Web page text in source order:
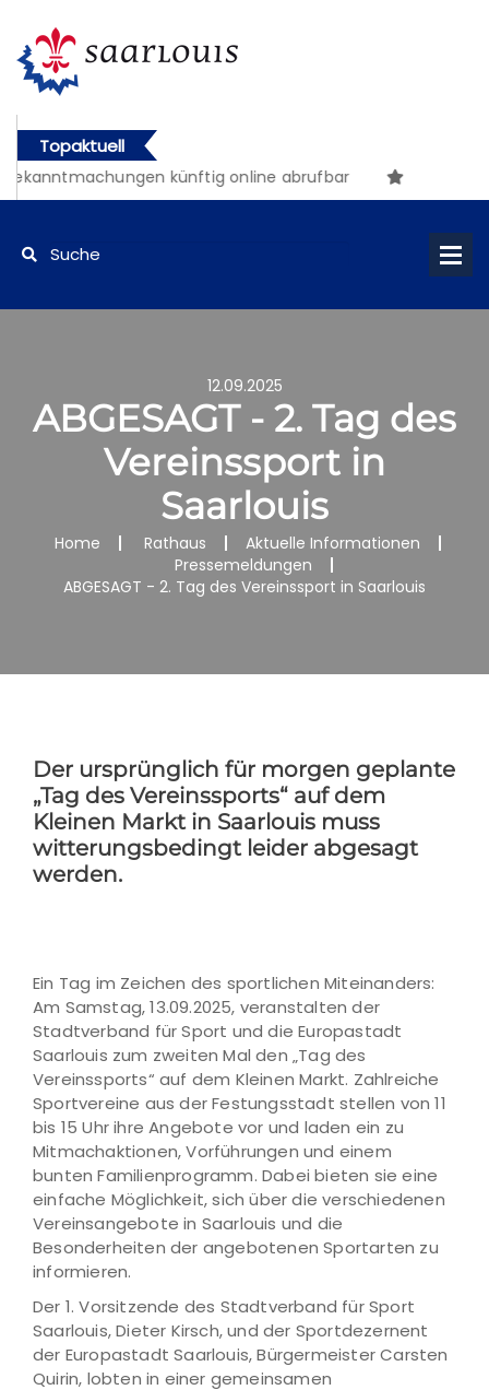
Topaktuell
künftig online abrufbar
12.09.2025
ABGESAGT - 2. Tag des
Vereinssport in
Saarlouis
Home Rathaus
Aktuelle Informationen
Pressemeldungen
ABGESAGT - 2. Tag des Vereinssport in Saarlouis
Der ursprünglich für morgen geplante
„Tag des Vereinssports“ auf dem
Kleinen Markt in Saarlouis muss
witterungsbedingt leider abgesagt
werden.
Ein Tag im Zeichen des sportlichen Miteinanders:
Am Samstag, 13.09.2025, veranstalten der
Stadtverband für Sport und die Europastadt
Saarlouis zum zweiten Mal den „Tag des
Vereinssports“ auf dem Kleinen Markt. Zahlreiche
Sportvereine aus der Festungsstadt stellen von 11
bis 15 Uhr ihre Angebote vor und laden ein zu
Mitmachaktionen, Vorführungen und einem
bunten Familienprogramm. Dabei bieten sie eine
einfache Möglichkeit, sich über die verschiedenen
Vereinsangebote in Saarlouis und die
Besonderheiten der angebotenen Sportarten zu
informieren.
Der 1. Vorsitzende des Stadtverband für Sport
Saarlouis, Dieter Kirsch, und der Sportdezernent
der Europastadt Saarlouis, Bürgermeister Carsten
Quirin, lobten in einer gemeinsamen